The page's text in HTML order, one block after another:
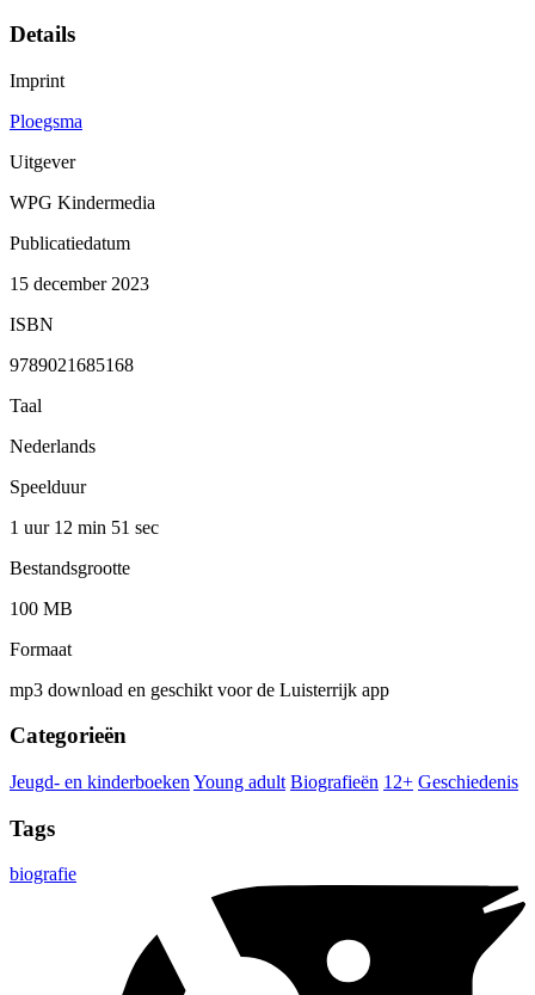
Details
Imprint
Ploegsma
Uitgever
WPG Kindermedia
Publicatiedatum
15 december 2023
ISBN
9789021685168
Taal
Nederlands
Speelduur
1 uur 12 min 51 sec
Bestandsgrootte
100 MB
Formaat
mp3 download en geschikt voor de Luisterrijk app
Categorieën
Jeugd- en kinderboeken Young adult Biografieën 12+ Geschiedenis
Tags
biografie